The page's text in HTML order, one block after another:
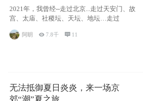
2021年，我曾经--走过北京...走过天安门、故
宫、太庙、社稷坛、天坛、地坛…走过
阿眀 7.8千  11
无法抵御夏日炎炎，来一场京